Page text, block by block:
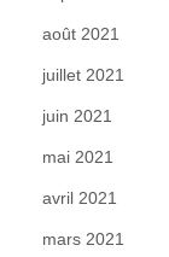
août 2021
juillet 2021
juin 2021
mai 2021
avril 2021
mars 2021